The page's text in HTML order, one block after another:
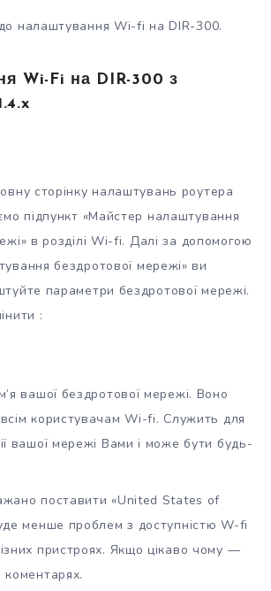
налаштування Wi-fi на DIR-300.
Wi-Fi на DIR-300 з
сторінку налаштувань роутера
підпункт «Майстер налаштування
в розділі Wi-fi. Далі за допомогою
бездротової мережі» ви
параметри бездротової мережі.
:
вашої бездротової мережі. Воно
користувачам Wi-fi. Служить для
вашої мережі Вами і може бути будь-
поставити «United States of
менше проблем з доступністю W-fi
пристроях. Якщо цікаво чому —
коментарях.